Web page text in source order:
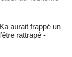
aurait frappé un
rattrapé -